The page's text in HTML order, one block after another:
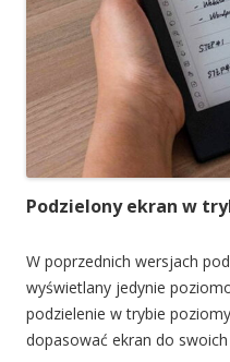
Podzielony ekran w
W poprzednich wersjach
wyświetlany jedynie
podzielenie w trybie
dopasować ekran do